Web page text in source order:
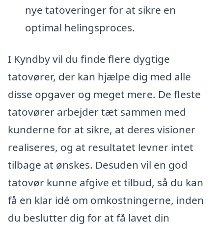
nye tatoveringer for at sikre en
optimal helingsproces.
I Kyndby vil du finde flere dygtige
tatovører, der kan hjælpe dig med alle
disse opgaver og meget mere. De fleste
tatovører arbejder tæt sammen med
kunderne for at sikre, at deres visioner
realiseres, og at resultatet levner intet
tilbage at ønskes. Desuden vil en god
tatovør kunne afgive et tilbud, så du kan
få en klar idé om omkostningerne, inden
du beslutter dig for at få lavet din